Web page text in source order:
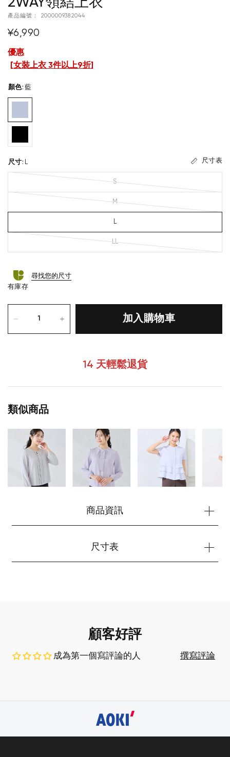
產品編號： 2000009382044
¥6,990
優惠
[女裝上衣 3件以上9折]
顏色: 藍
尺寸: 尺寸表
S
M
LL
尋找您的尺寸
有庫存
加入購物車
14 天輕鬆退貨
類似商品
商品資訊
尺寸表
顧客好評
成為第一個寫評論的人 撰寫評論
您的購物車目前是空的。
開始購物